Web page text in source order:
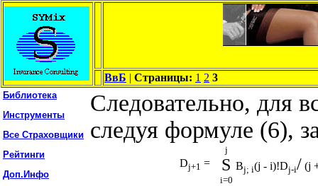
ВвБ | Страницы: 1 2 3
Библиотека
Инструменты
Все Страховщики
Рейтинги
Доп.Инфо
Следовательно, для
следуя формуле (6),
Dj+1 =
j
S
i=0
Bj; i(j - i)!Dj-i/ (j